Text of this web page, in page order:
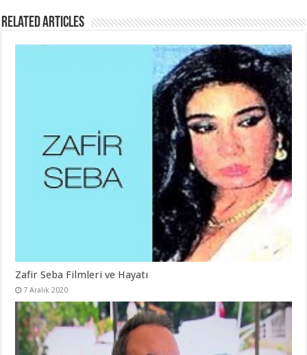
Related Articles
Zafir Seba Filmleri ve Hayatı
7 Aralık 2020